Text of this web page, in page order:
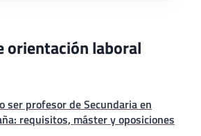
orientación laboral
ser profesor de Secundaria en
requisitos, máster y oposiciones